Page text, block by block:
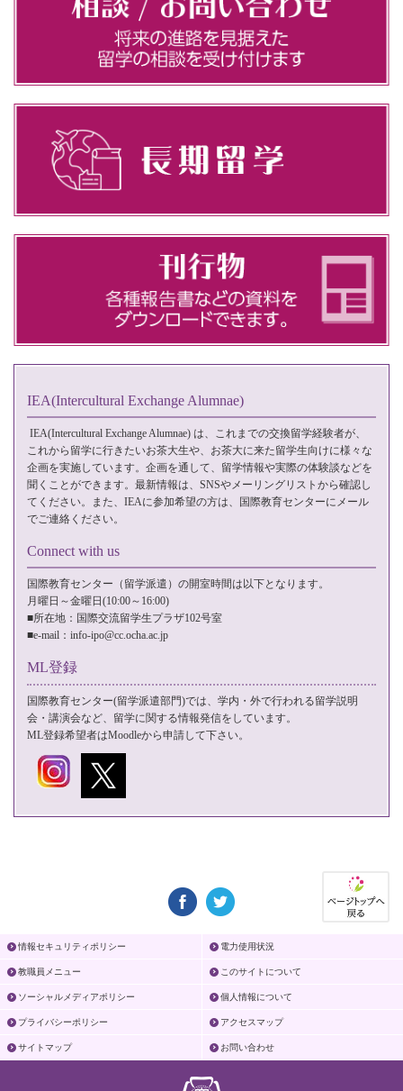
IEA(Intercultural Exchange Alumnae)
IEA(Intercultural Exchange Alumnae) は、これまでの交換留学経験者が、
これから留学に行きたいお茶大生や、お茶大に来た留学生向けに様々な
企画を実施しています。企画を通して、留学情報や実際の体験談などを
聞くことができます。最新情報は、SNSやメーリングリストから確認し
てください。また、IEAに参加希望の方は、国際教育センターに メール
でご連絡ください。
Connect with us
国際教育センター（留学派遣）の開室時間は以下となります。
月曜日～金曜日(10:00～16:00)
■所在地：国際交流留学生プラザ102号室
■e-mail： info-ipo@cc.ocha.ac.jp
ML登録
国際教育センター(留学派遣部門)では、学内・外で行われる留学説明
会・講演会など、留学に関する情報発信をしています。
ML登録希望者はMoodleから申請して下さい。
情報セキュリティポリシー 電力使用状況
教職員メニュー このサイトについて
ソーシャルメディアポリシー 個人情報について
プライバシーポリシー アクセスマップ
サイトマップ お問い合わせ